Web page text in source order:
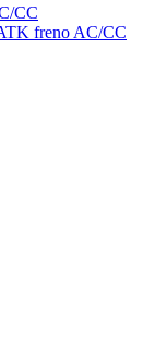
CC
freno AC/CC